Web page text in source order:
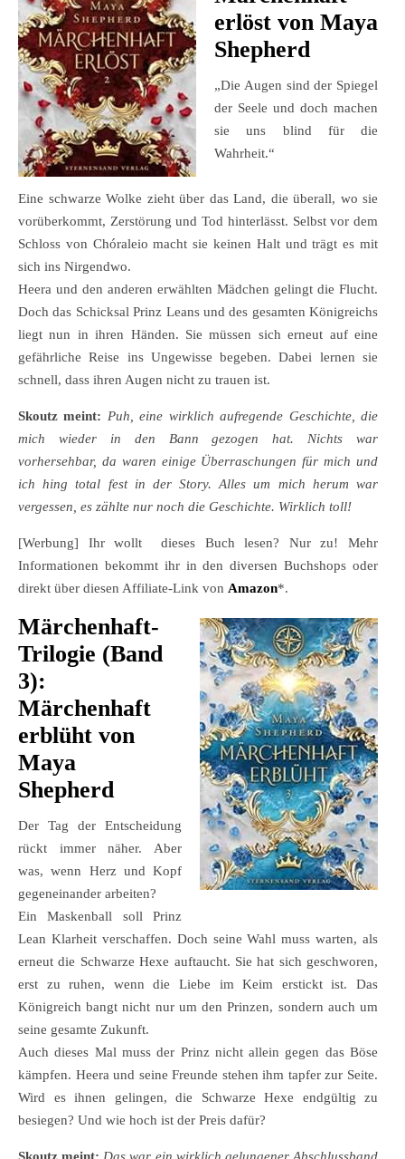
erlöst von Maya
Shepherd
„Die Augen sind der Spiegel
der Seele und doch machen
sie uns blind für die
Wahrheit.“
Eine schwarze Wolke zieht über das Land, die überall, wo sie
vorüberkommt, Zerstörung und Tod hinterlässt. Selbst vor dem
Schloss von Chóraleio macht sie keinen Halt und trägt es mit
sich ins Nirgendwo.
Heera und den anderen erwählten Mädchen gelingt die Flucht.
Doch das Schicksal Prinz Leans und des gesamten Königreichs
liegt nun in ihren Händen. Sie müssen sich erneut auf eine
gefährliche Reise ins Ungewisse begeben. Dabei lernen sie
schnell, dass ihren Augen nicht zu trauen ist.
Skoutz meint: Puh, eine wirklich aufregende Geschichte, die
mich wieder in den Bann gezogen hat. Nichts war
vorhersehbar, da waren einige Überraschungen für mich und
ich hing total fest in der Story. Alles um mich herum war
vergessen, es zählte nur noch die Geschichte. Wirklich toll!
[Werbung] Ihr wollt dieses Buch lesen? Nur zu! Mehr
Informationen bekommt ihr in den diversen Buchshops oder
direkt über diesen Affiliate-Link von Amazon*.
Märchenhaft-
Trilogie (Band
3):
Märchenhaft
erblüht von
Maya
Shepherd
Der Tag der Entscheidung
rückt immer näher. Aber
was, wenn Herz und Kopf
gegeneinander arbeiten?
Ein Maskenball soll Prinz
Lean Klarheit verschaffen. Doch seine Wahl muss warten, als
erneut die Schwarze Hexe auftaucht. Sie hat sich geschworen,
erst zu ruhen, wenn die Liebe im Keim erstickt ist. Das
Königreich bangt nicht nur um den Prinzen, sondern auch um
seine gesamte Zukunft.
Auch dieses Mal muss der Prinz nicht allein gegen das Böse
kämpfen. Heera und seine Freunde stehen ihm tapfer zur Seite.
Wird es ihnen gelingen, die Schwarze Hexe endgültig zu
besiegen? Und wie hoch ist der Preis dafür?